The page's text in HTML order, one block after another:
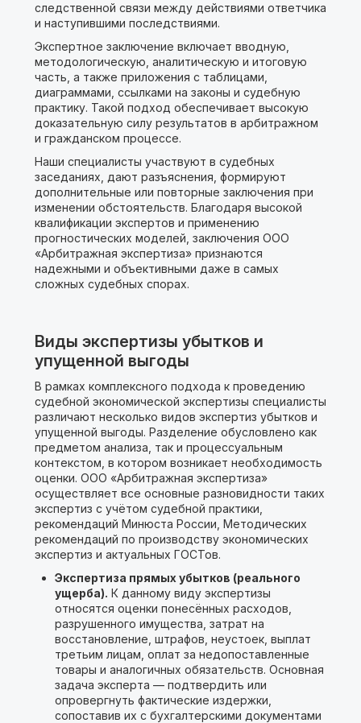
следственной связи между действиями ответчика
и наступившими последствиями.
Экспертное заключение включает вводную,
методологическую, аналитическую и итоговую
часть, а также приложения с таблицами,
диаграммами, ссылками на законы и судебную
практику. Такой подход обеспечивает высокую
доказательную силу результатов в арбитражном
и гражданском процессе.
Наши специалисты участвуют в судебных
заседаниях, дают разъяснения, формируют
дополнительные или повторные заключения при
изменении обстоятельств. Благодаря высокой
квалификации экспертов и применению
прогностических моделей, заключения ООО
«Арбитражная экспертиза» признаются
надежными и объективными даже в самых
сложных судебных спорах.
Виды экспертизы убытков и
упущенной выгоды
В рамках комплексного подхода к проведению
судебной экономической экспертизы специалисты
различают несколько видов экспертиз убытков и
упущенной выгоды. Разделение обусловлено как
предметом анализа, так и процессуальным
контекстом, в котором возникает необходимость
оценки. ООО «Арбитражная экспертиза»
осуществляет все основные разновидности таких
экспертиз с учётом судебной практики,
рекомендаций Минюста России, Методических
рекомендаций по производству экономических
экспертиз и актуальных ГОСТов.
Экспертиза прямых убытков (реального
ущерба). К данному виду экспертизы
относятся оценки понесённых расходов,
разрушенного имущества, затрат на
восстановление, штрафов, неустоек, выплат
третьим лицам, оплат за недопоставленные
товары и аналогичных обязательств. Основная
задача эксперта — подтвердить или
опровергнуть фактические издержки,
сопоставив их с бухгалтерскими документами